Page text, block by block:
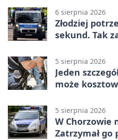
6 sierpnia 2026
Złodziej
sekund. Tak
5 sierpnia 2026
Jeden
może
5 sierpnia 2026
W Chorzowie
Zatrzymał go